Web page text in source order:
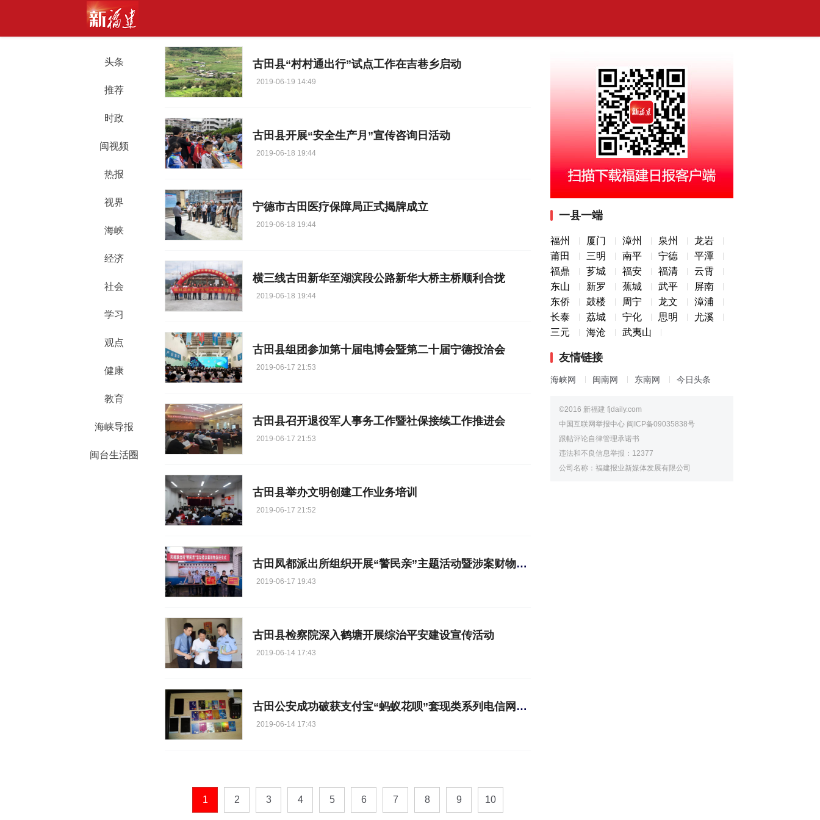
头条
推荐
时政
闽视频
热报
视界
海峡
经济
社会
学习
观点
健康
教育
海峡导报
闽台生活圈
古田县“村村通出行”试点工作在吉巷乡启动
2019-06-19 14:49
古田县开展“安全生产月”宣传咨询日活动
2019-06-18 19:44
宁德市古田医疗保障局正式揭牌成立
2019-06-18 19:44
横三线古田新华至湖滨段公路新华大桥主桥顺利合拢
2019-06-18 19:44
古田县组团参加第十届电博会暨第二十届宁德投洽会
2019-06-17 21:53
古田县召开退役军人事务工作暨社保接续工作推进会
2019-06-17 21:53
古田县举办文明创建工作业务培训
2019-06-17 21:52
古田凤都派出所组织开展“警民亲”主题活动暨涉案财物发还仪式
2019-06-17 19:43
古田县检察院深入鹤塘开展综治平安建设宣传活动
2019-06-14 17:43
古田公安成功破获支付宝“蚂蚁花呗”套现类系列电信网络诈骗案件
2019-06-14 17:43
1 2 3 4 5 6 7 8 9 10
一县一端
福州 厦门 漳州 泉州
龙岩
莆田
三明 南平 宁德
平潭
福鼎
芗城 福安 福清
云霄
东山
新罗 蕉城 武平
屏南
东侨
鼓楼 周宁 龙文
漳浦
长泰
荔城 宁化 思明
尤溪
三元
海沧 武夷山
友情链接
海峡网 闽南网 东南网 今日头条
©2016 新福建 fjdaily.com
中国互联网举报中心 闽ICP备09035838号
跟帖评论自律管理承诺书
违法和不良信息举报：12377
公司名称：福建报业新媒体发展有限公司